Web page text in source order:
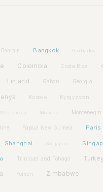
Bahrain Bangkok Barbados
Colombia Costa Rica
Finland Gabon Georgia
Kosovo Kyrgyzstan
Micronesia Monaco Montenegro
Papua New Guinea Paris
Shanghai
Trinidad and Tobago Turkey
Yemen Zimbabwe